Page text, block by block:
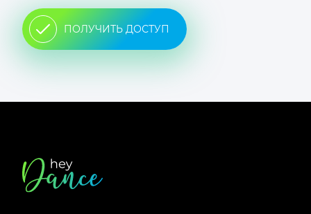
ПОЛУЧИТЬ ДОСТУП
Футер
сайта